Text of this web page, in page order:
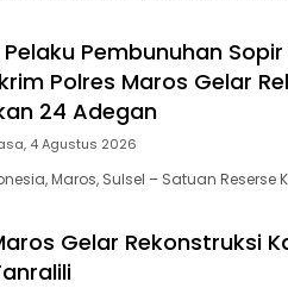
Pembunuhan
Polres Maros Gelar
24 Adegan
4 Agustus 2026
Maros, Sulsel – Satuan Reserse
Gelar Rekonstruksi